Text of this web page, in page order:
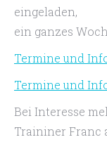
eingeladen,
ein ganzes
Termine und
Termine und
Bei Interesse
Traininer Franc